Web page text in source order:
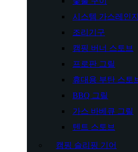
시스템 가스레인지
조리기구
캠핑 버너 스토브
프로판 그릴
휴대용 부탄 스토
BBQ 그릴
가스 바베큐 그릴
텐트 스토브
캠핑 슬리핑 기어